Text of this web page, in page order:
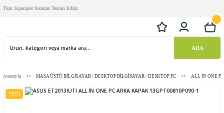
Tüm Siparişler Stoktan Teslim Edilir
ARA
Anasayfa MASA ÜSTÜ BİLGİSAYAR / DESKTOP BİLGİSAYAR / DESKTOP PC ALL IN ONE PC
YENİ